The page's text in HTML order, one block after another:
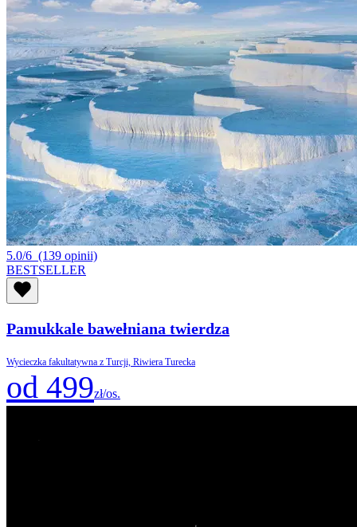
5.0/6 (139 opinii)
BESTSELLER
Pamukkale bawełniana twierdza
Wycieczka fakultatywna z Turcji, Riwiera Turecka
od 499zł/os.